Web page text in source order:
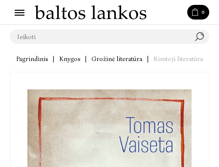
0
Pagrindinis Knygos Grožinė literatūra Rimtoji literatūra